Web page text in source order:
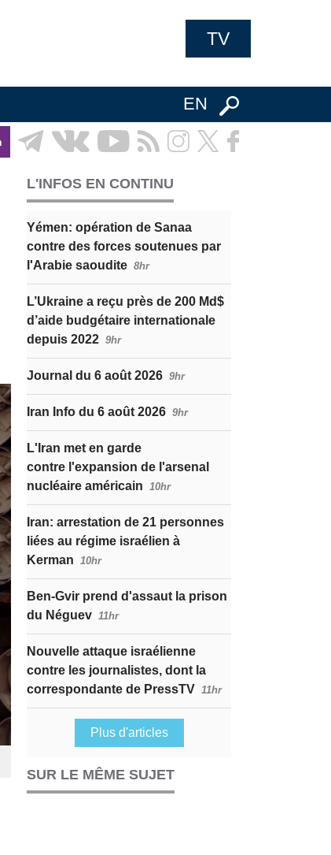
TV
EN
L'INFOS EN CONTINU
Yémen: opération de Sanaa
contre des forces soutenues par
l'Arabie saoudite 8hr
L’Ukraine a reçu près de 200 Md$
d’aide budgétaire internationale
depuis 2022 9hr
Journal du 6 août 2026 9hr
Iran Info du 6 août 2026 9hr
L'Iran met en garde
contre l'expansion de l'arsenal
nucléaire américain 10hr
Iran: arrestation de 21 personnes
liées au régime israélien à
Kerman 10hr
Ben-Gvir prend d'assaut la prison
du Néguev 11hr
Nouvelle attaque israélienne
contre les journalistes, dont la
correspondante de PressTV 11hr
Plus d'articles
SUR LE MÊME SUJET